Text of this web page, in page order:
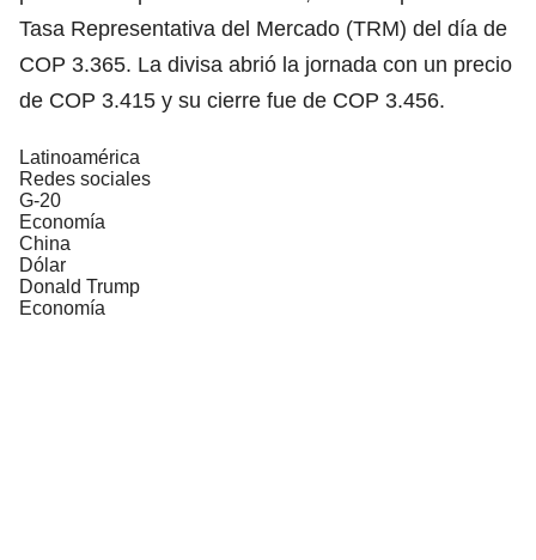
Tasa Representativa del Mercado (TRM) del día de
COP 3.365. La divisa abrió la jornada con un precio
de COP 3.415 y su cierre fue de COP 3.456.
Latinoamérica
Redes sociales
G-20
Economía
China
Dólar
Donald Trump
Economía